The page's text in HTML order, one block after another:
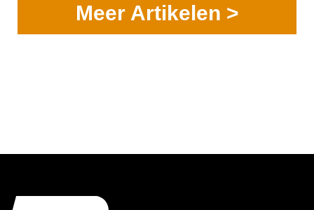
Meer Artikelen >